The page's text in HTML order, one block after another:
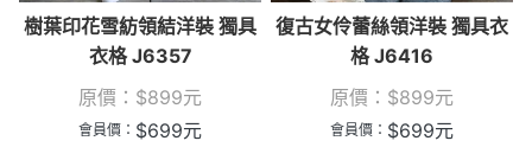
樹葉印花雪紡領結洋裝 獨具
衣格 J6357
原價： $899元
會員價： $699元
復古女伶蕾絲領洋裝 獨具衣
格 J6416
原價： $899元
會員價： $699元